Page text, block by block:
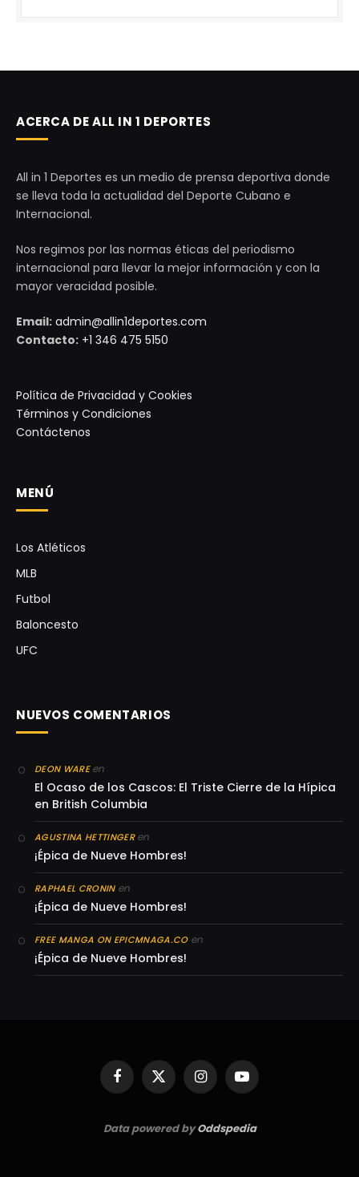
ACERCA DE ALL IN 1 DEPORTES
All in 1 Deportes es un medio de prensa deportiva donde
se lleva toda la actualidad del Deporte Cubano e
Internacional.
Nos regimos por las normas éticas del periodismo
internacional para llevar la mejor información y con la
mayor veracidad posible.
Email: admin@allin1deportes.com
Contacto: +1 346 475 5150
Política de Privacidad y Cookies
Términos y Condiciones
Contáctenos
MENÚ
Los Atléticos
MLB
Futbol
Baloncesto
UFC
NUEVOS COMENTARIOS
DEON WAREen
El Ocaso de los Cascos: El Triste Cierre de la Hípica
en British Columbia
AGUSTINA HETTINGERen
¡Épica de Nueve Hombres!
RAPHAEL CRONINen
¡Épica de Nueve Hombres!
FREE MANGA ON EPICMNAGA.COen
¡Épica de Nueve Hombres!
Facebook
X
(Twitter)
InstagramYouTube
Data powered byOddspedia